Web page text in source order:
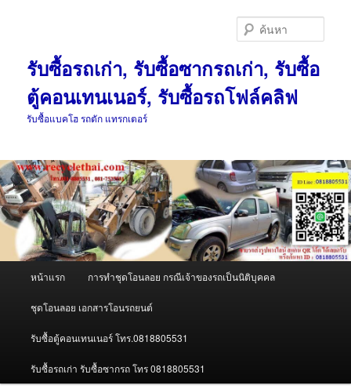
รับซื้อรถเก่า, รับซื้อซากรถเก่า, รับซื้อ
ตู้คอนเทนเนอร์, รับซื้อรถโฟล์คลิฟ
รับซื้อแบคโฮ รถตัก แทรกเตอร์
หน้าแรก การทำชุดโอนลอย กรณีเจ้าของรถเป็นนิติบุคคล
ชุดโอนลอย เอกสารโอนรถยนต์
รับซื้อตู้คอนเทนเนอร์ โทร.0818805531
รับซื้อรถเก่า รับซื้อซากรถ โทร 0818805531